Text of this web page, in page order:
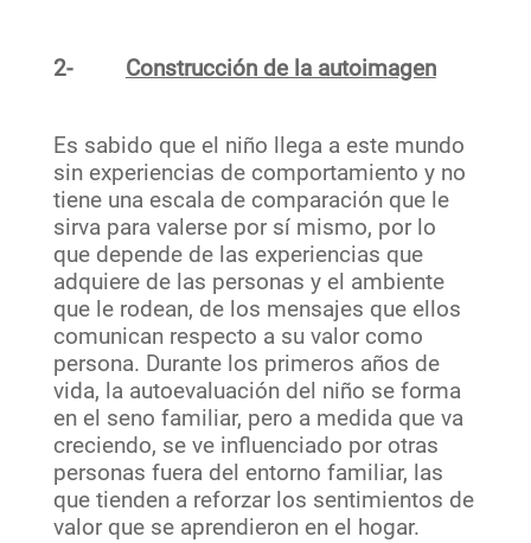
2- Construcción de la autoimagen
Es sabido que el niño llega a este mundo
sin experiencias de comportamiento y no
tiene una escala de comparación que le
sirva para valerse por sí mismo, por lo
que depende de las experiencias que
adquiere de las personas y el ambiente
que le rodean, de los mensajes que ellos
comunican respecto a su valor como
persona. Durante los primeros años de
vida, la autoevaluación del niño se forma
en el seno familiar, pero a medida que va
creciendo, se ve influenciado por otras
personas fuera del entorno familiar, las
que tienden a reforzar los sentimientos de
valor que se aprendieron en el hogar.